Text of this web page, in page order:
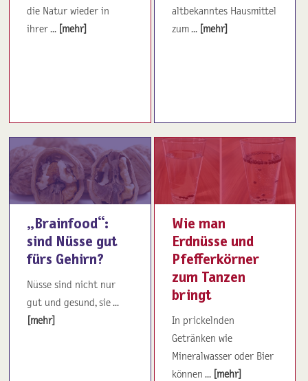
die Natur wieder in
ihrer ... [mehr]
altbekanntes Hausmittel
zum ... [mehr]
„Brainfood“:
sind Nüsse gut
fürs Gehirn?
Nüsse sind nicht nur
gut und gesund, sie ...
[mehr]
Wie man
Erdnüsse und
Pfefferkörner
zum Tanzen
bringt
In prickelnden
Getränken wie
Mineralwasser oder Bier
können ... [mehr]